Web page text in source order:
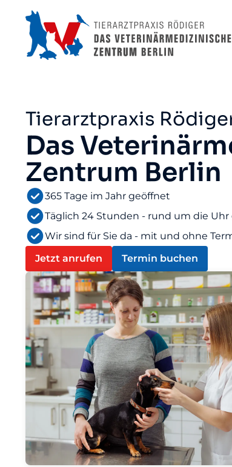
Tierarztpraxis
Das
Zentrum Berlin
365 Tage im Jahr geöffnet
Täglich 24 Stunden - rund um die
Wir sind für Sie da - mit und ohne
Jetzt anrufen
Termin buchen